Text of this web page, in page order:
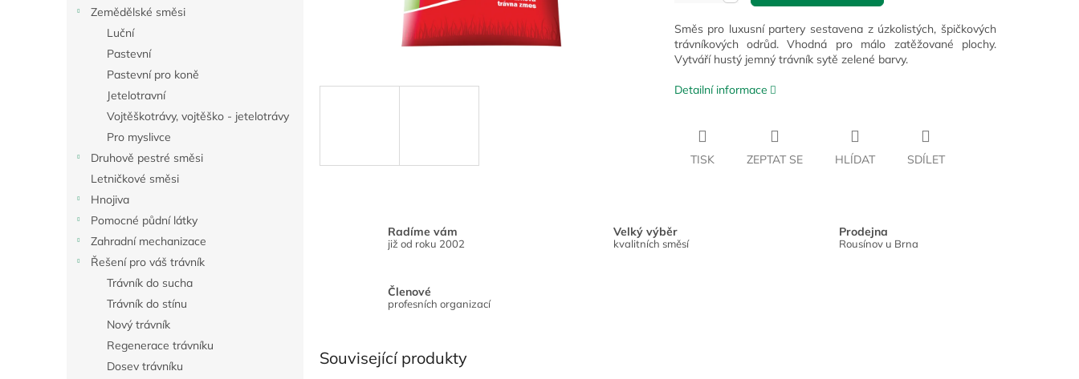
Zemědělské směsi
Luční
Pastevní
Pastevní pro koně
Jetelotravní
Vojtěškotrávy, vojtěško - jetelotrávy
Pro myslivce
Druhově pestré směsi
Letničkové směsi
Hnojiva
Pomocné půdní látky
Zahradní mechanizace
Řešení pro váš trávník
Trávník do sucha
Trávník do stínu
Nový trávník
Regenerace trávníku
Dosev trávníku
Směs pro luxusní partery sestavena z úzkolistých, špičkových
trávníkových odrůd. Vhodná pro málo zatěžované plochy.
Vytváří hustý jemný trávník sytě zelené barvy.
Detailní informace
TISK ZEPTAT SE HLÍDAT SDÍLET
Radíme vám
již od roku 2002
Velký výběr
kvalitních směsí
Prodejna
Rousínov u Brna
Členové
profesních organizací
Související produkty